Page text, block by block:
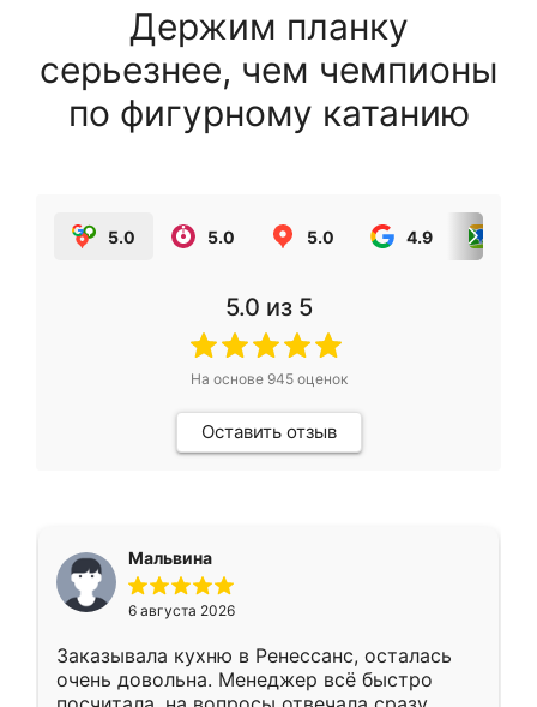
Держим планку
серьезнее, чем чемпионы
по фигурному катанию
5.0 5.0 5.0 4.9
5.0 из 5
На основе 945оценок
Оставить отзыв
Мальвина
6 августа 2026
Заказывала кухню в Ренессанс, осталась
очень довольна. Менеджер всё быстро